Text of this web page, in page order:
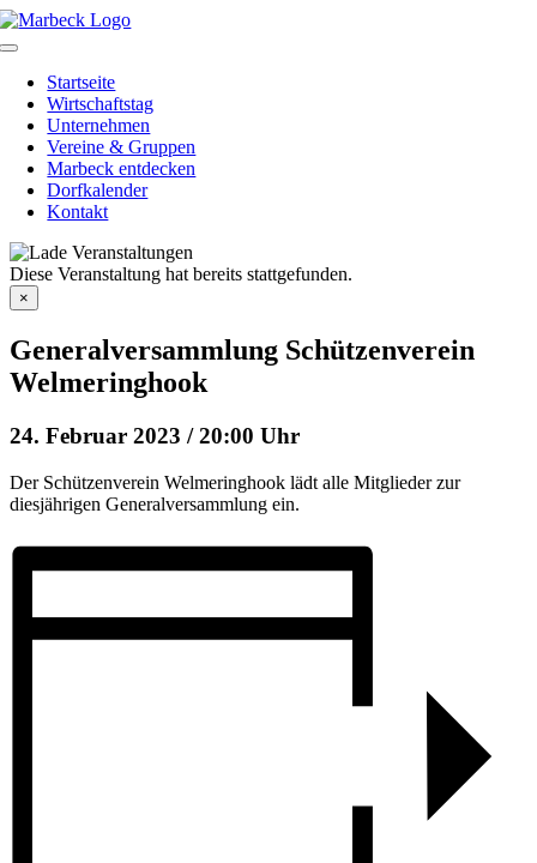
Skip
to
Toggle
NavigationStartseite
Wirtschaftstag
Unternehmen
Vereine & Gruppen
Marbeck entdecken
Dorfkalender
Kontakt
Diese Veranstaltung hat bereits stattgefunden.
×
Generalversammlung Schützenverein
Welmeringhook
24. Februar 2023 / 20:00 Uhr
Der Schützenverein Welmeringhook lädt alle Mitglieder zur
diesjährigen Generalversammlung ein.